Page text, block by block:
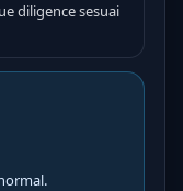
diligence sesuai